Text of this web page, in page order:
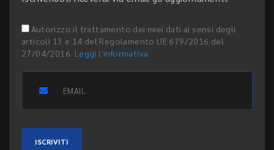
Autorizzo il trattamento dei miei dati ai sensi degli
articoli 13 e 14 del Regolamento UE 679/2016 del
27/04/2016. Leggi l'informativa
ISCRIVITI